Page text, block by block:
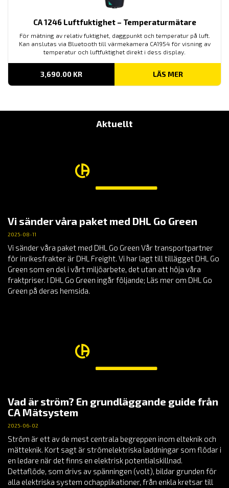
CA 1246 Luftfuktighet – Temperaturmätare
För mätning av relativ fuktighet, daggpunkt och temperatur på luft.
Kan anslutas via Bluetooth till värmekamera CA1954 för visning av
temperatur och luftfuktighet direkt i dess display.
3,690.00 KR LÄS MER
Aktuellt
Vi sänder våra paket med DHL Go Green
2025-08-11
Vi sänder våra paket med DHL Go Green Vår transportpartner
för inrikesfrakter är DHL Freight. Vi har lagt till tillägget DHL Go
Green som en del i vårt miljöarbete, det utan att höja våra
fraktpriser. I DHL Go Green ingår följande; Läs mer om DHL Go
Green på deras hemsida.
Vad är ström? En grundläggande guide från
CA Mätsystem
2025-06-02
Ström är ett av de mest centrala begreppen inom elteknik och
mätteknik. Kort sagt är strömelektriska laddningar som flödar i
en ledare när det finns en elektrisk potentialskillnad.
Dettaflöde, som drivs av spänningen (volt), bildar grunden för
alla elektriska system ochapplikationer, från enkla kretsar till